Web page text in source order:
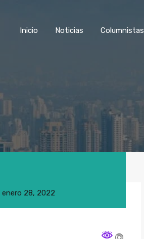
Inicio Noticias Columnistas
enero 28, 2022